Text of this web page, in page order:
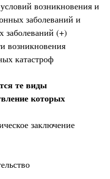
возникновения и
заболеваний и
заболеваний (+)
возникновения
катастроф
те виды
которых
заключение